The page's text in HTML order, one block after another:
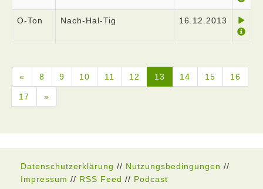
O-Ton Nach-Hal-Tig 16.12.2013
« 8 9 10 11 12 13 14 15 16
17 »
Datenschutzerklärung // Nutzungsbedingungen //
Impressum // RSS Feed // Podcast